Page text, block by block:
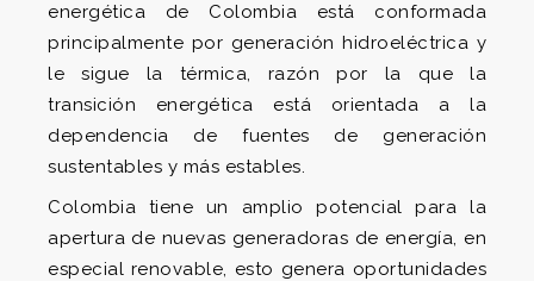
energética de Colombia está conformada
principalmente por generación hidroeléctrica y
le sigue la térmica, razón por la que la
transición energética está orientada a la
dependencia de fuentes de generación
sustentables y más estables.
Colombia tiene un amplio potencial para la
apertura de nuevas generadoras de energía, en
especial renovable, esto genera oportunidades